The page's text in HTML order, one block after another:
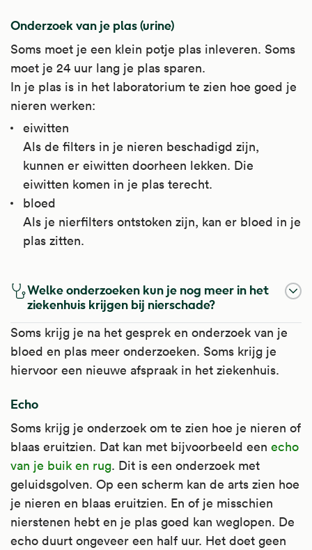
Onderzoek van je plas (urine)
Soms moet je een klein potje plas inleveren. Soms
moet je 24 uur lang je plas sparen.
In je plas is in het laboratorium te zien hoe goed je
nieren werken:
eiwitten
Als de filters in je nieren beschadigd zijn,
kunnen er eiwitten doorheen lekken. Die
eiwitten komen in je plas terecht.
bloed
Als je nierfilters ontstoken zijn, kan er bloed in je
plas zitten.
Welke onderzoeken kun je nog meer in het
ziekenhuis krijgen bij nierschade?
Soms krijg je na het gesprek en onderzoek van je
bloed en plas meer onderzoeken. Soms krijg je
hiervoor een nieuwe afspraak in het ziekenhuis.
Echo
Soms krijg je onderzoek om te zien hoe je nieren of
blaas eruitzien. Dat kan met bijvoorbeeld een echo
van je buik en rug. Dit is een onderzoek met
geluidsgolven. Op een scherm kan de arts zien hoe
je nieren en blaas eruitzien. En of je misschien
nierstenen hebt en je plas goed kan weglopen. De
echo duurt ongeveer een half uur. Het doet geen